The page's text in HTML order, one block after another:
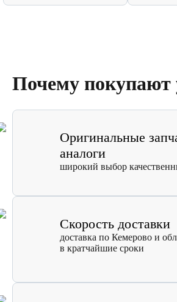
Почему покупают
Оригинальные
аналоги
широкий выбор
Скорость доставки
доставка по Кемерово и
в кратчайшие сроки